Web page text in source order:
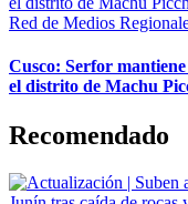
Red de Medios
Cusco: Serfor
el distrito de Machu
Recomendado